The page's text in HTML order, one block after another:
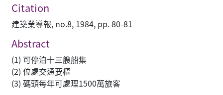
Citation
建築業導報, no.8, 1984, pp. 80-81
Abstract
(1) 可停泊十三艘船集
(2) 位處交通要樞
(3) 碼頭每年可處理1500萬旅客